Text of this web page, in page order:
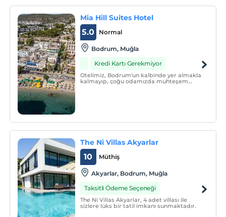
Mia Hill Suites Hotel
Normal
5.0
Bodrum, Muğla
Kredi Kartı Gerekmiyor
Otelimiz, Bodrum'un kalbinde yer almakla
kalmayıp, çoğu odamızda muhteşem
The Ni Villas Akyarlar
Müthiş
10
Akyarlar, Bodrum, Muğla
Taksitli Ödeme Seçeneği
The Ni Villas Akyarlar, 4 adet villası ile
sizlere lüks bir tatil imkanı sunmaktadır.